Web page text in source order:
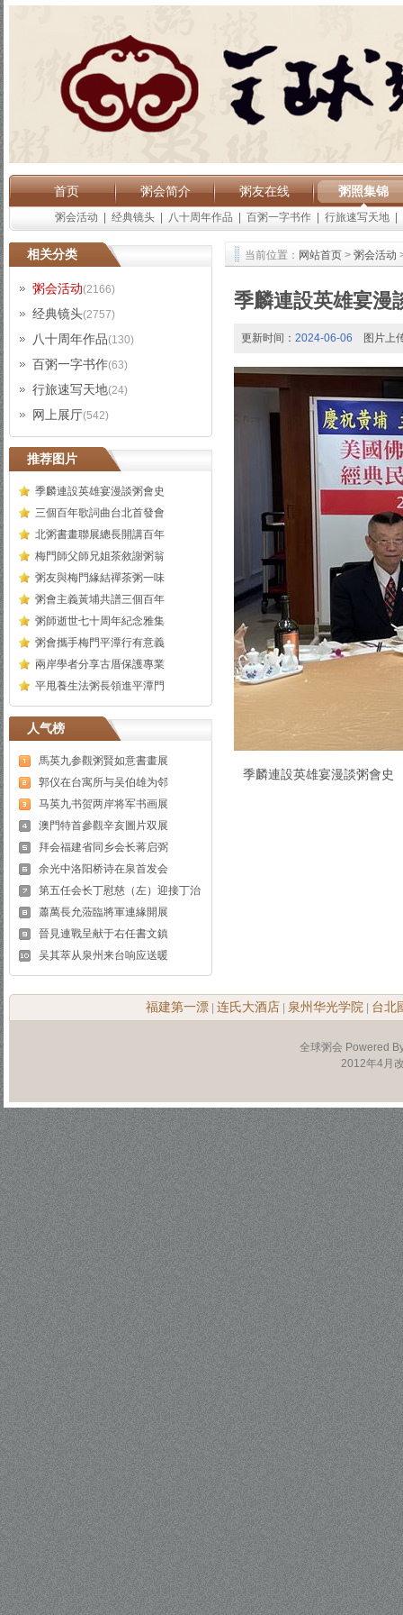
首页 粥会简介 粥友在线 粥照集锦
粥会活动 经典镜头 八十周年作品 百粥一字书作 行旅速写天地
相关分类
粥会活动(2166)
经典镜头(2757)
八十周年作品(130)
百粥一字书作(63)
行旅速写天地(24)
网上展厅(542)
推荐图片
季麟連設英雄宴漫談粥會史
三個百年歌詞曲台北首發會
北粥書畫聯展總長開講百年
梅門師父師兄姐茶敘謝粥翁
粥友與梅門緣結禪茶粥一味
粥會主義黃埔共譜三個百年
粥師逝世七十周年紀念雅集
粥會攜手梅門平潭行有意義
兩岸學者分享古厝保護專業
平甩養生法粥長領進平潭門
人气榜
馬英九参觀粥賢如意書畫展
郭仪在台寓所与吴伯雄为邻
马英九书贺两岸将军书画展
澳門特首參觀辛亥圖片双展
拜会福建省同乡会长蒋启弼
余光中洛阳桥诗在泉首发会
第五任会长丁慰慈（左）迎接丁治
蕭萬長允蒞臨將軍連緣開展
晉見連戰呈献于右任書文鎮
吴其萃从泉州来台响应送暖
当前位置： 网站首页 > 粥会活动
季麟連設英雄宴漫
更新时间： 2024-06-06 图片上
季麟連設英雄宴漫談粥會史
福建第一漂 连氏大酒店 泉州华光学院 台北
全球粥会 Powered
2012年4月